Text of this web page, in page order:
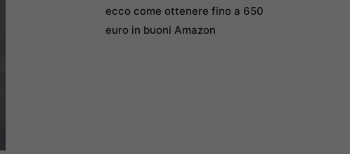
ecco come ottenere fino a 650
euro in buoni Amazon